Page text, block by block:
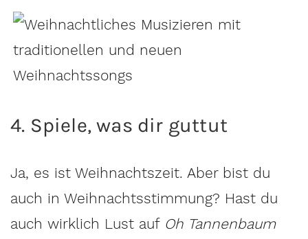
4. Spiele, was dir guttut
Ja, es ist Weihnachtszeit. Aber bist du
auch in Weihnachtsstimmung? Hast du
auch wirklich Lust auf Oh Tannenbaum